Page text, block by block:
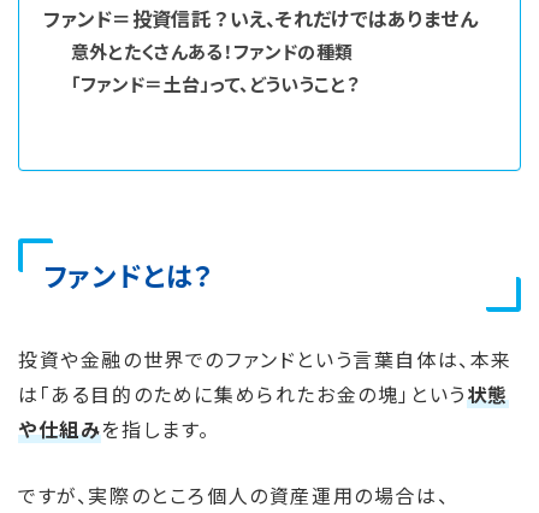
ファンド＝投資信託 ？いえ、それだけではありません
意外とたくさんある！ファンドの種類
「ファンド＝土台」って、どういうこと？
ファンドとは？
投資や金融の世界でのファンドという言葉自体は、本来
は「ある目的のために集められたお金の塊」という状態
や仕組みを指します。
ですが、実際のところ個人の資産運用の場合は、